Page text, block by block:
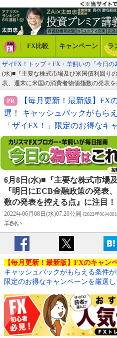
FX比較 キャンペーン ラ
ザイFX！トップ> FX・羊飼いの「今日の
(水)■『主要な株式市場及び米国債利回り
表、週末に米国の消費者物価指数の発表を
【毎月更新！最新版】FX
選！ キャッシュバックがもら
「ザイFX！」限定のお得なキ
6月8日(水)■『主要な株式市場
『明日にECB金融政策の発表
数の発表を控える点』に注目！
2022年06月08日(水)07:20公開 [2022年06月08
羊飼い
【毎月更新！最新版】FXのキャン
キャッシュバックがもらえる条件
限定のお得なキャンペーンを厳選し